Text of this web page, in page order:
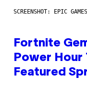
SCREENSHOT: EPIC GAMES
Fortnite
Power Hour
Featured